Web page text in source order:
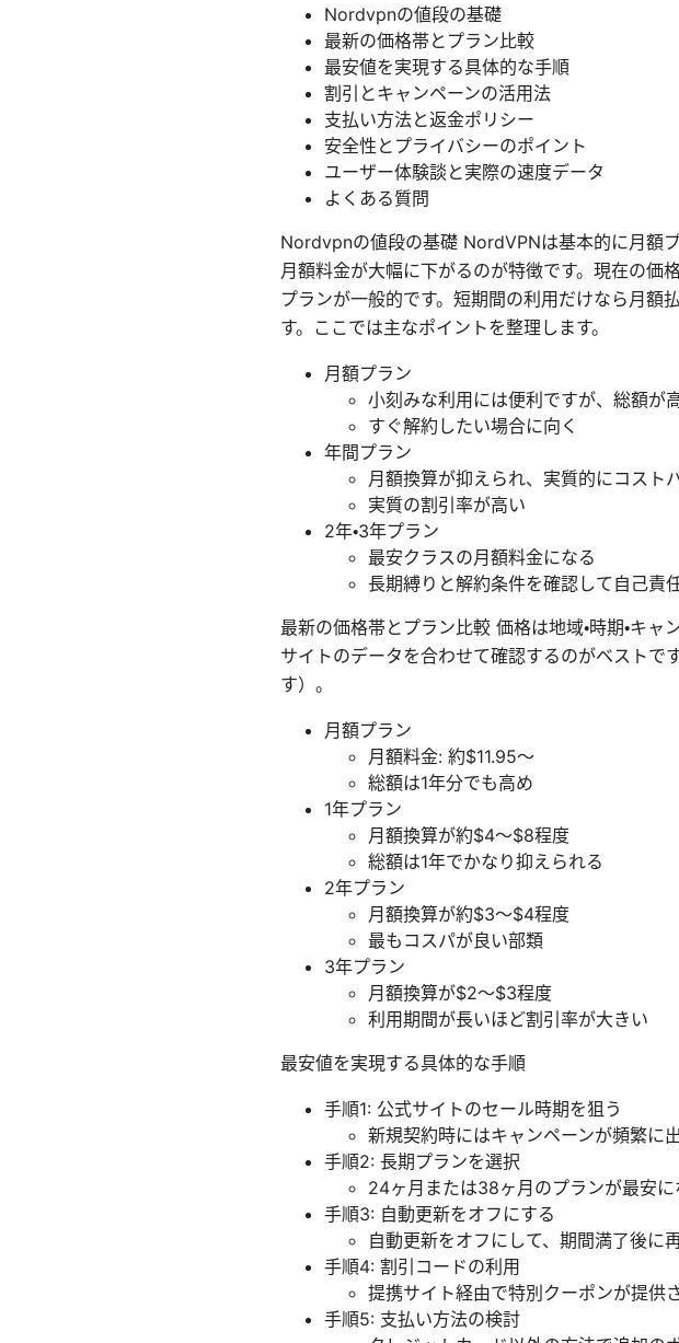
Nordvpnの値段の基礎
最新の価格帯とプラン比較
最安値を実現する具体的な手順
割引とキャンペーンの活用法
支払い方法と返金ポリシー
安全性とプライバシーのポイント
ユーザー体験談と実際の速度データ
よくある質問
Nordvpnの値段の基礎 NordVPNは基本的に月額
月額料金が大幅に下がるのが特徴です。現在の価
プランが一般的です。短期間の利用だけなら月額
す。ここでは主なポイントを整理します。
月額プラン
小刻みな利用には便利ですが、総額が
すぐ解約したい場合に向く
年間プラン
月額換算が抑えられ、実質的にコスト
実質の割引率が高い
2年・3年プラン
最安クラスの月額料金になる
長期縛りと解約条件を確認して自己責
最新の価格帯とプラン比較 価格は地域・時期・キ
サイトのデータを合わせて確認するのがベストで
す）。
月額プラン
月額料金: 約$11.95〜
総額は1年分でも高め
1年プラン
月額換算が約$4〜$8程度
総額は1年でかなり抑えられる
2年プラン
月額換算が約$3〜$4程度
最もコスパが良い部類
3年プラン
月額換算が$2〜$3程度
利用期間が長いほど割引率が大きい
最安値を実現する具体的な手順
手順1: 公式サイトのセール時期を狙う
新規契約時にはキャンペーンが頻繁に
手順2: 長期プランを選択
24ヶ月または38ヶ月のプランが最安に
手順3: 自動更新をオフにする
自動更新をオフにして、期間満了後に
手順4: 割引コードの利用
提携サイト経由で特別クーポンが提供
手順5: 支払い方法の検討